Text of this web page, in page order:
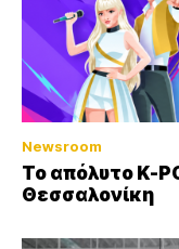
Newsroom
Το απόλυτο K-
Θεσσαλονίκη